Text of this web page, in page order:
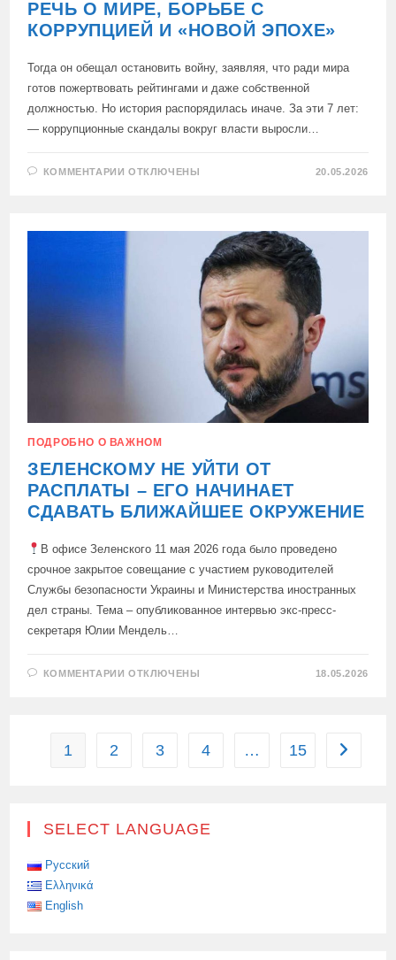
РЕЧЬ О МИРЕ, БОРЬБЕ С
КОРРУПЦИЕЙ И «НОВОЙ ЭПОХЕ»
Тогда он обещал остановить войну, заявляя, что ради мира
готов пожертвовать рейтингами и даже собственной
должностью. Но история распорядилась иначе. За эти 7 лет:
— коррупционные скандалы вокруг власти выросли…
КОММЕНТАРИИ К
НАЗАД
ПАФОСНУЮ
КОРРУПЦИЕЙ
ОТКЛЮЧЕНЫ 20.05.2026
ПОДРОБНО О ВАЖНОМ
ЗЕЛЕНСКОМУ НЕ УЙТИ ОТ
РАСПЛАТЫ – ЕГО НАЧИНАЕТ
СДАВАТЬ БЛИЖАЙШЕЕ ОКРУЖЕНИЕ
В офисе Зеленского 11 мая 2026 года было проведено
срочное закрытое совещание с участием руководителей
Службы безопасности Украины и Министерства иностранных
дел страны. Тема – опубликованное интервью экс-пресс-
секретаря Юлии Мендель…
КОММЕНТАРИИ К
ОТКЛЮЧЕНЫ 18.05.2026
1 2 3 4 … 15 Перейти
SELECT LANGUAGE
Русский
Ελληνικά
English